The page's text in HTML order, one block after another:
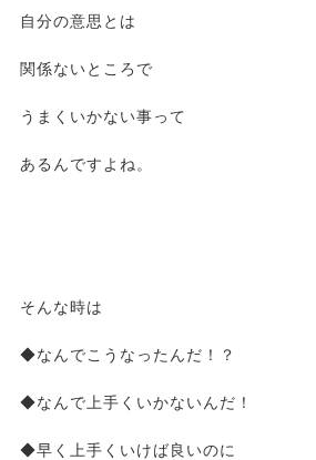
自分の意思とは
関係ないところで
うまくいかない事って
あるんですよね。
そんな時は
◆なんでこうなったんだ！？
◆なんで上手くいかないんだ！
◆早く上手くいけば良いのに